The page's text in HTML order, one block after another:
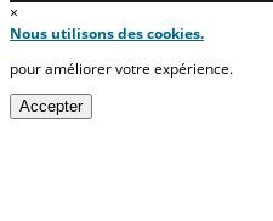
×
Nous utilisons des cookies.
pour améliorer votre expérience.
Accepter